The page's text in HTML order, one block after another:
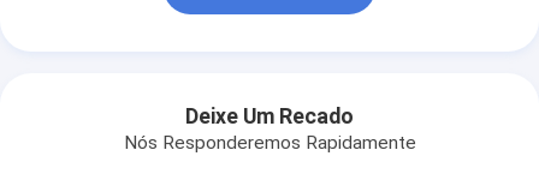
Deixe Um Recado
Nós Responderemos Rapidamente